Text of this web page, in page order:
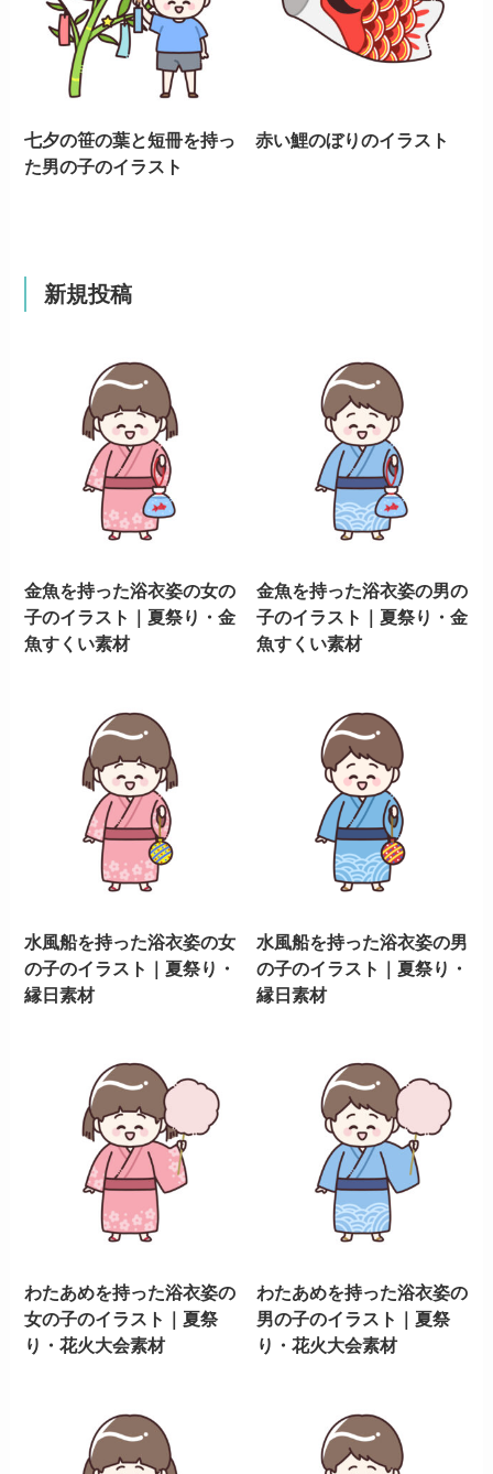
七夕の笹の葉と短冊を持っ
た男の子のイラスト
赤い鯉のぼりのイラスト
新規投稿
金魚を持った浴衣姿の女の
子のイラスト｜夏祭り・金
魚すくい素材
金魚を持った浴衣姿の男の
子のイラスト｜夏祭り・金
魚すくい素材
水風船を持った浴衣姿の女
の子のイラスト｜夏祭り・
縁日素材
水風船を持った浴衣姿の男
の子のイラスト｜夏祭り・
縁日素材
わたあめを持った浴衣姿の
女の子のイラスト｜夏祭
り・花火大会素材
わたあめを持った浴衣姿の
男の子のイラスト｜夏祭
り・花火大会素材